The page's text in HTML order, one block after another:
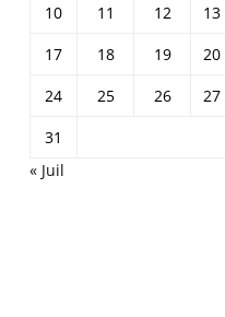
10
11 12 13
17
18 19 20
24
25 26 27
31
« Juil